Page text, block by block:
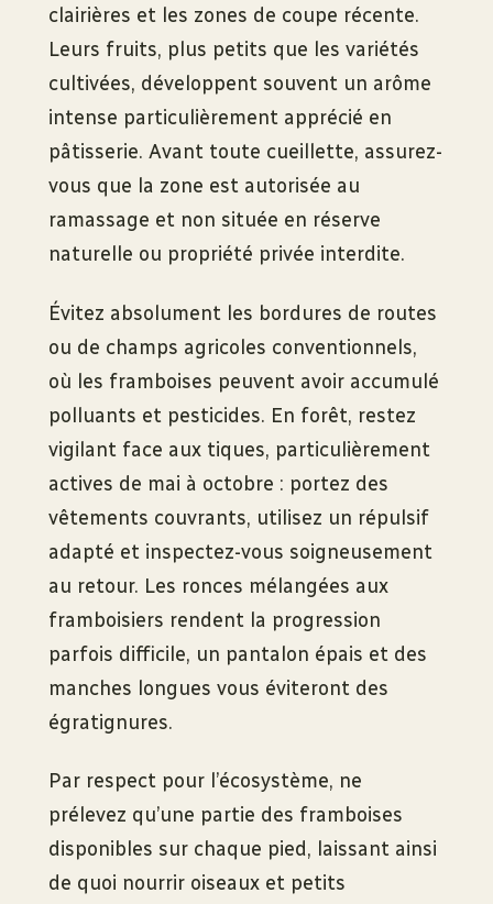
clairières et les zones de coupe récente.
Leurs fruits, plus petits que les variétés
cultivées, développent souvent un arôme
intense particulièrement apprécié en
pâtisserie. Avant toute cueillette, assurez-
vous que la zone est autorisée au
ramassage et non située en réserve
naturelle ou propriété privée interdite.
Évitez absolument les bordures de routes
ou de champs agricoles conventionnels,
où les framboises peuvent avoir accumulé
polluants et pesticides. En forêt, restez
vigilant face aux tiques, particulièrement
actives de mai à octobre : portez des
vêtements couvrants, utilisez un répulsif
adapté et inspectez-vous soigneusement
au retour. Les ronces mélangées aux
framboisiers rendent la progression
parfois difficile, un pantalon épais et des
manches longues vous éviteront des
égratignures.
Par respect pour l’écosystème, ne
prélevez qu’une partie des framboises
disponibles sur chaque pied, laissant ainsi
de quoi nourrir oiseaux et petits